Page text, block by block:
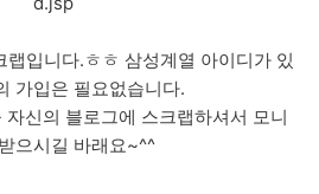
입니다.ㅎㅎ 삼성계열 아이디가 있
가입은 필요없습니다.
신의 블로그에 스크랩하셔서 모니
으시길 바래요~^^